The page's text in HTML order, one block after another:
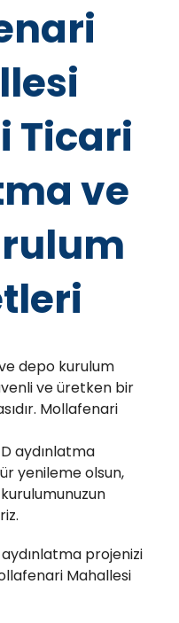
Ticari
ve
depo kurulum
ve üretken bir
Mollafenari
aydınlatma
yenileme olsun,
projenizi
Mahallesi